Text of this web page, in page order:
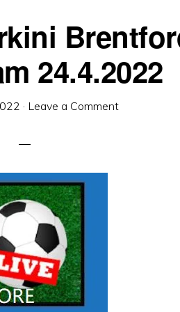
24.4.2022
· Leave a Comment